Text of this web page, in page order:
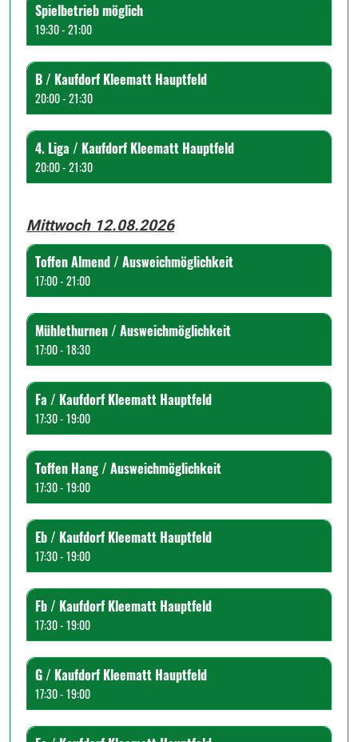
Spielbetrieb möglich
19:30 - 21:00
B / Kaufdorf Kleematt Hauptfeld
20:00 - 21:30
4. Liga / Kaufdorf Kleematt Hauptfeld
20:00 - 21:30
Mittwoch 12.08.2026
Toffen Almend / Ausweichmöglichkeit
17:00 - 21:00
Mühlethurnen / Ausweichmöglichkeit
17:00 - 18:30
Fa / Kaufdorf Kleematt Hauptfeld
17:30 - 19:00
Toffen Hang / Ausweichmöglichkeit
17:30 - 19:00
Eb / Kaufdorf Kleematt Hauptfeld
17:30 - 19:00
Fb / Kaufdorf Kleematt Hauptfeld
17:30 - 19:00
G / Kaufdorf Kleematt Hauptfeld
17:30 - 19:00